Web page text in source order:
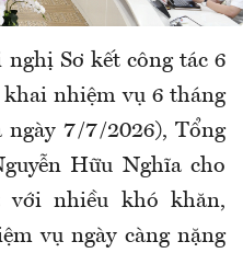
nghị Sơ kết công tác 6
nhiệm vụ 6 tháng
ngày 7/7/2026), Tổng
Hữu Nghĩa cho
nhiều khó khăn,
vụ ngày càng nặng